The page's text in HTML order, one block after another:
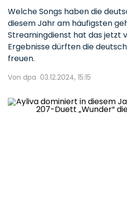
Welche Songs haben die
diesem Jahr am häufigsten
Streamingdienst hat das jetzt
Ergebnisse dürften die
freuen.
Von dpa 03.12.2024, 15:15